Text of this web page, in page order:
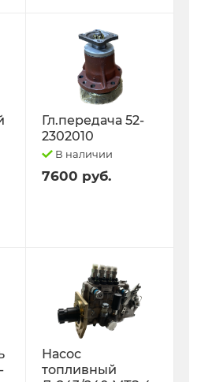
Гл.передача 52-
2302010
В наличии
7600 руб.
Насос
топливный